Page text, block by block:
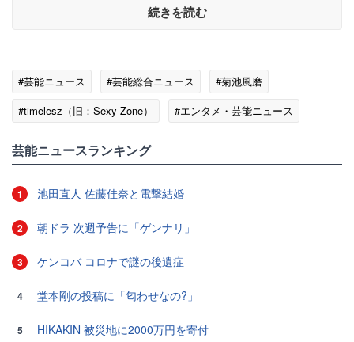
続きを読む
#芸能ニュース #芸能総合ニュース
#菊池風磨
#timelesz（旧：Sexy Zone）
#エンタメ・芸能ニュース
芸能ニュースランキング
1 池田直人 佐藤佳奈と電撃結婚
2 朝ドラ 次週予告に「ゲンナリ」
3 ケンコバ コロナで謎の後遺症
4 堂本剛の投稿に「匂わせなの?」
5
HIKAKIN 被災地に2000万円を寄付